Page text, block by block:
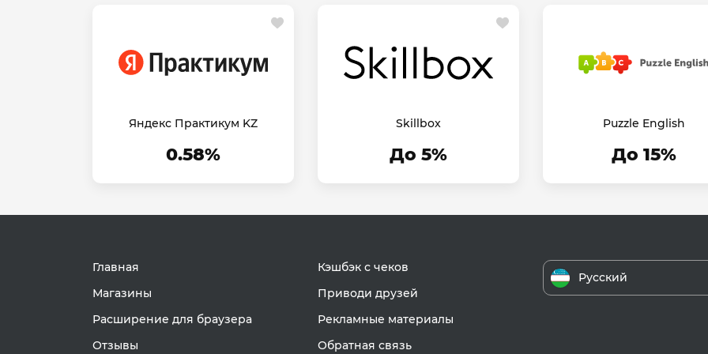
Яндекс Практикум KZ
0.58%
Skillbox
До 5%
Puzzle English
До 15%
Главная
Магазины
Расширение для браузера
Отзывы
Кэшбэк с чеков
Приводи друзей
Рекламные материалы
Обратная связь
Русский